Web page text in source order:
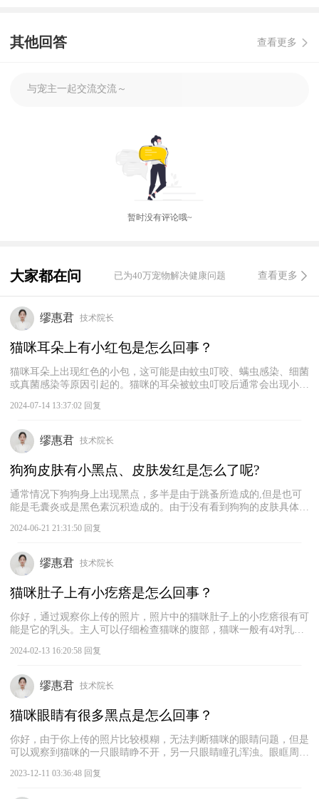
其他回答 查看更多
与宠主一起交流交流～
暂时没有评论哦~
大家都在问 已为40万宠物解决健康问题 查看更多
缪惠君 技术院长
猫咪耳朵上有小红包是怎么回事？
猫咪耳朵上出现红色的小包，这可能是由蚊虫叮咬、螨虫感染、细菌
或真菌感染等原因引起的。猫咪的耳朵被蚊虫叮咬后通常会出现小鼓
退或者有加重的趋势，建议及时带猫咪去宠物医院检查，找出病因，
2024-07-14 13:37:02 回复
缪惠君 技术院长
狗狗皮肤有小黑点、皮肤发红是怎么了呢?
通常情况下狗狗身上出现黑点，多半是由于跳蚤所造成的,但是也可
能是毛囊炎或是黑色素沉积造成的。由于没有看到狗狗的皮肤具体情
巾变成红色则说明是跳蚤感染。跳蚤感染后的皮肤会形成过敏性皮
行体外驱虫，并用碘伏消毒患处，然后涂抹抗菌消炎类药膏即可。
2024-06-21 21:31:50 回复
缪惠君 技术院长
猫咪肚子上有小疙瘩是怎么回事？
你好，通过观察你上传的照片，照片中的猫咪肚子上的小疙瘩很有可
能是它的乳头。主人可以仔细检查猫咪的腹部，猫咪一般有4对乳
乳头，那就要考虑是由皮肤炎症或增生引起的。这种情况建议及时带
2024-02-13 16:20:58 回复
缪惠君 技术院长
猫咪眼睛有很多黑点是怎么回事？
你好，由于你上传的照片比较模糊，无法判断猫咪的眼睛问题，但是
可以观察到猫咪的一只眼睛睁不开，另一只眼睛瞳孔浑浊。眼眶周围
部症状比较严重，建议主人带猫咪去宠物医院进行细致的眼部检查，
2023-12-11 03:36:48 回复